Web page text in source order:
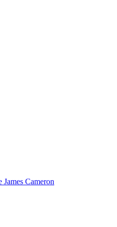
Cameron